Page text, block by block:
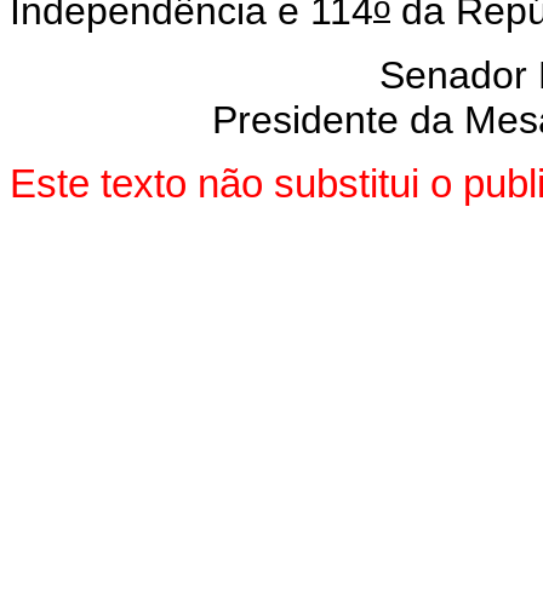
Independência e 114
da
Senador
Presidente da
Este texto não substitui o